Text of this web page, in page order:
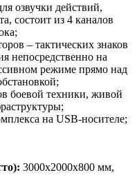
озвучки действий,
состоит из 4 каналов
– тактических знаков
непосредственно на
режиме прямо над
боевой техники, живой
на USB-носителе;
3000x2000x800 мм,